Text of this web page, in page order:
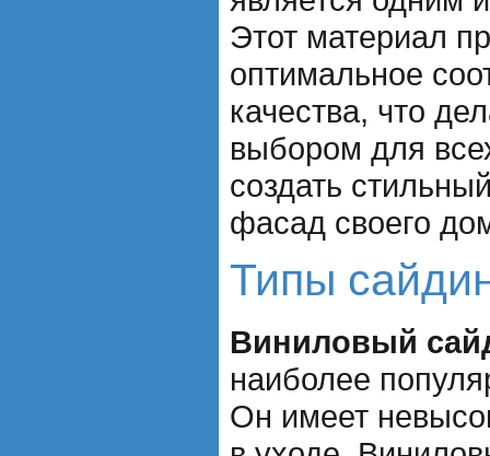
Этот материал
оптимальное
качества, что
выбором для
создать
фасад своего
Типы
Виниловый
наиболее
Он имеет